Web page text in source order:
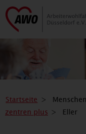
Startseite
zentren plus
Eller